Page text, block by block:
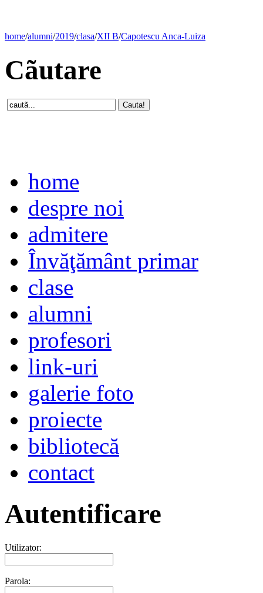
home/alumni/2019/clasa/XII B/Capotescu Anca-Luiza
Cãutare
home
despre noi
admitere
Învăţământ primar
clase
alumni
profesori
link-uri
galerie foto
proiecte
bibliotecă
contact
Autentificare
Utilizator:
Parola: